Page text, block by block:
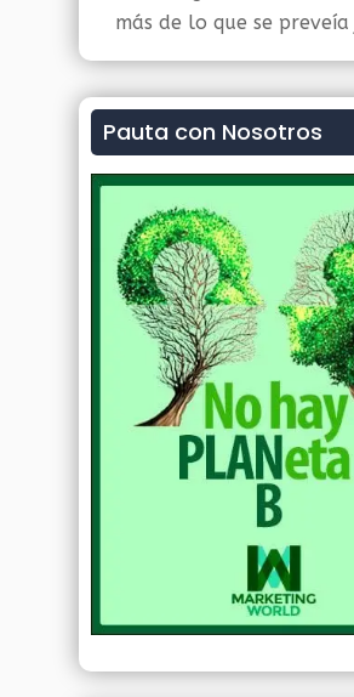
más de lo que se preveía
Pauta con Nosotros